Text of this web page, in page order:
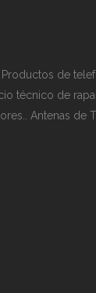
de
técnico de
Antenas de